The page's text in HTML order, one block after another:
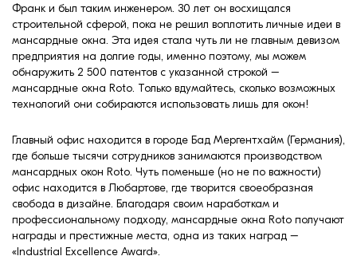
Франк и был таким инженером. 30 лет он восхищался
строительной сферой, пока не решил воплотить личные идеи в
мансардные окна. Эта идея стала чуть ли не главным девизом
предприятия на долгие годы, именно поэтому, мы можем
обнаружить 2 500 патентов с указанной строкой –
мансардные окна Roto. Только вдумайтесь, сколько возможных
технологий они собираются использовать лишь для окон!
Главный офис находится в городе Бад Мергентхайм (Германия),
где больше тысячи сотрудников занимаются производством
мансардных окон Roto. Чуть поменьше (но не по важности)
офис находится в Любартове, где творится своеобразная
свобода в дизайне. Благодаря своим наработкам и
профессиональному подходу, мансардные окна Roto получают
награды и престижные места, одна из таких наград –
«Industrial Excellence Award».